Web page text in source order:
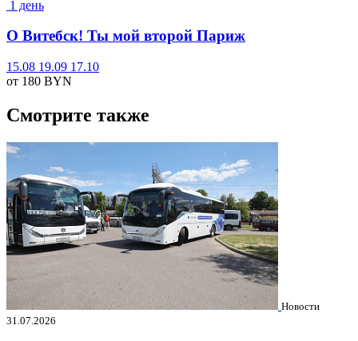
1 день
О Витебск! Ты мой второй Париж
15.08 19.09 17.10
от 180 BYN
Смотрите также
Новости
31.07.2026